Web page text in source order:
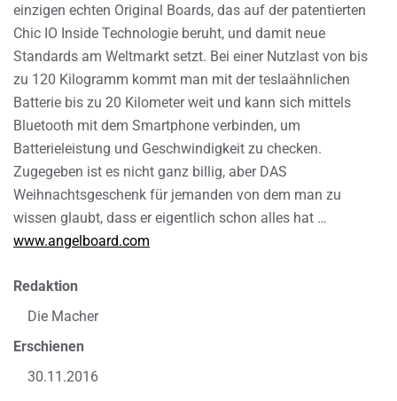
einzigen echten Original Boards, das auf der patentierten
Chic IO Inside Technologie beruht, und damit neue
Standards am Weltmarkt setzt. Bei einer Nutzlast von bis
zu 120 Kilogramm kommt man mit der teslaähnlichen
Batterie bis zu 20 Kilometer weit und kann sich mittels
Bluetooth mit dem Smartphone verbinden, um
Batterieleistung und Geschwindigkeit zu checken.
Zugegeben ist es nicht ganz billig, aber DAS
Weihnachtsgeschenk für jemanden von dem man zu
wissen glaubt, dass er eigentlich schon alles hat …
www.angelboard.com
Redaktion
Die Macher
Erschienen
30.11.2016